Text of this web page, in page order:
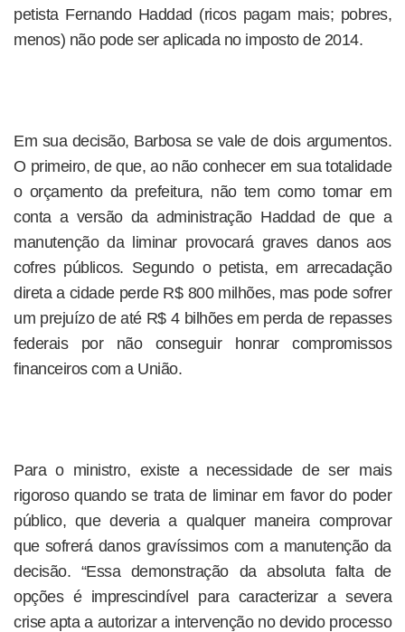
petista Fernando Haddad (ricos pagam mais; pobres,
menos) não pode ser aplicada no imposto de 2014.
Em sua decisão, Barbosa se vale de dois argumentos.
O primeiro, de que, ao não conhecer em sua totalidade
o orçamento da prefeitura, não tem como tomar em
conta a versão da administração Haddad de que a
manutenção da liminar provocará graves danos aos
cofres públicos. Segundo o petista, em arrecadação
direta a cidade perde R$ 800 milhões, mas pode sofrer
um prejuízo de até R$ 4 bilhões em perda de repasses
federais por não conseguir honrar compromissos
financeiros com a União.
Para o ministro, existe a necessidade de ser mais
rigoroso quando se trata de liminar em favor do poder
público, que deveria a qualquer maneira comprovar
que sofrerá danos gravíssimos com a manutenção da
decisão. “Essa demonstração da absoluta falta de
opções é imprescindível para caracterizar a severa
crise apta a autorizar a intervenção no devido processo